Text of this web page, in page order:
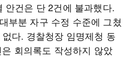
안건은 단 2건에 불과했다.
부분 자구 수정 수준에 그쳤
없다. 경찰청장 임명제청 동
회의록도 작성하지 않았